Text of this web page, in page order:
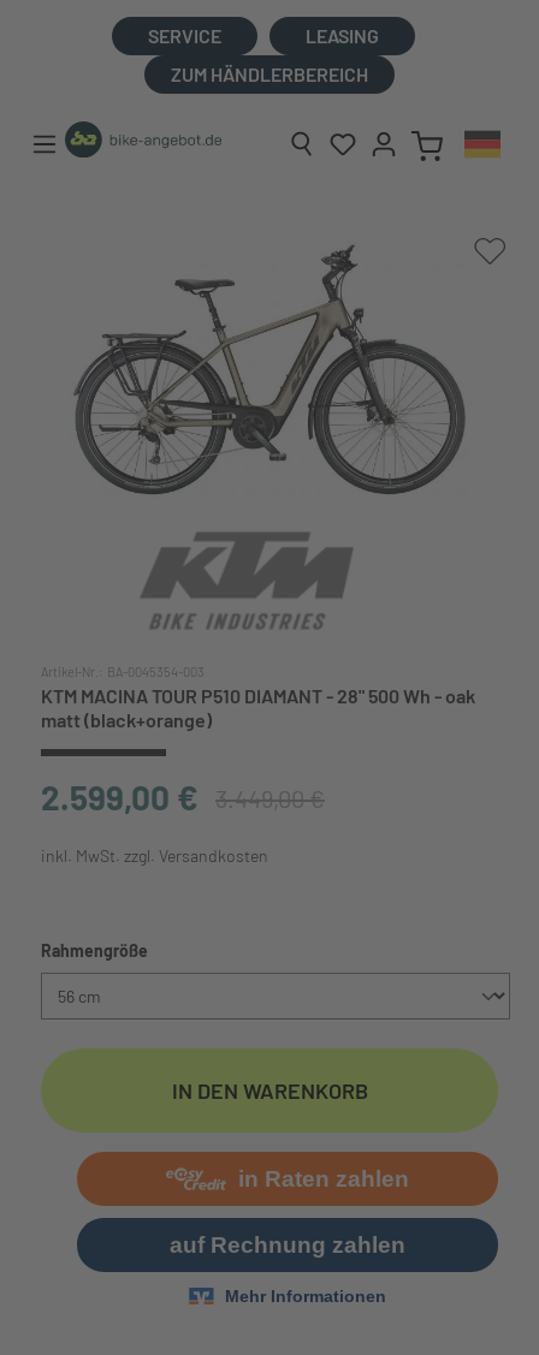
SERVICE
LEASING
ZUM HÄNDLERBEREICH
Artikel-Nr.: BA-0045354-003
KTM MACINA TOUR P510 DIAMANT - 28" 500 Wh - oak
matt (black+orange)
2.599,00 € 3.449,00 €
inkl. MwSt. zzgl. Versandkosten
Rahmengröße
IN DEN WARENKORB